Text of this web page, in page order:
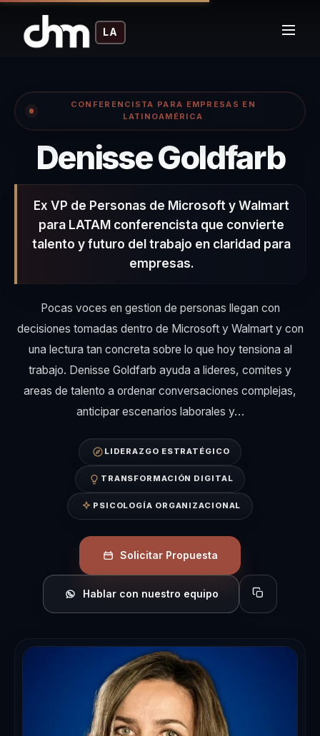
LA
CONFERENCISTA PARA EMPRESAS EN
LATINOAMÉRICA
Denisse Goldfarb–
Ex VP de Personas de Microsoft y Walmart
para LATAM conferencista que convierte
talento y futuro del trabajo en claridad para
empresas.
Pocas voces en gestion de personas llegan con
decisiones tomadas dentro de Microsoft y Walmart y con
una lectura tan concreta sobre lo que hoy tensiona al
trabajo. Denisse Goldfarb ayuda a lideres, comites y
areas de talento a ordenar conversaciones complejas,
anticipar escenarios laborales y…
LIDERAZGO ESTRATÉGICO
TRANSFORMACIÓN DIGITAL
PSICOLOGÍA ORGANIZACIONAL
Solicitar Propuesta
Hablar con nuestro equipo Copiar perfil